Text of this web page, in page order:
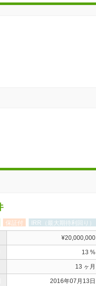
保証付 IRR（最大期待利回り）
¥20,000,000
13 %
13 ヶ月
2016年07月13日